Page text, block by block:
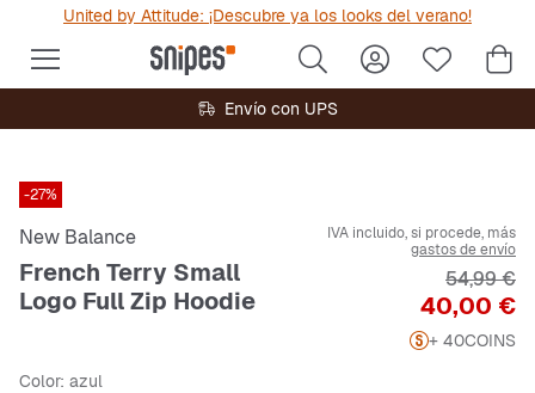
United by Attitude: ¡Descubre ya los looks del verano!
Envío con UPS
-27%
New Balance
French Terry Small
Logo Full Zip Hoodie
IVA incluido, si procede, más
gastos de envío
Precio
40,00 €
Precio
54,99 €
+ 40COINS
Color: azul